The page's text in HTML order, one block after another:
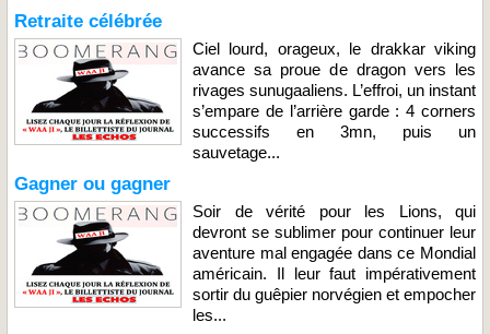
Retraite célébrée
Ciel lourd, orageux, le drakkar viking
avance sa proue de dragon vers les
rivages sunugaaliens. L’effroi, un instant
s’empare de l’arrière garde : 4 corners
successifs en 3mn, puis un
sauvetage...
Gagner ou gagner
Soir de vérité pour les Lions, qui
devront se sublimer pour continuer leur
aventure mal engagée dans ce Mondial
américain. Il leur faut impérativement
sortir du guêpier norvégien et empocher
les...